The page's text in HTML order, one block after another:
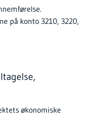
på konto 3210, 3220,
økonomiske